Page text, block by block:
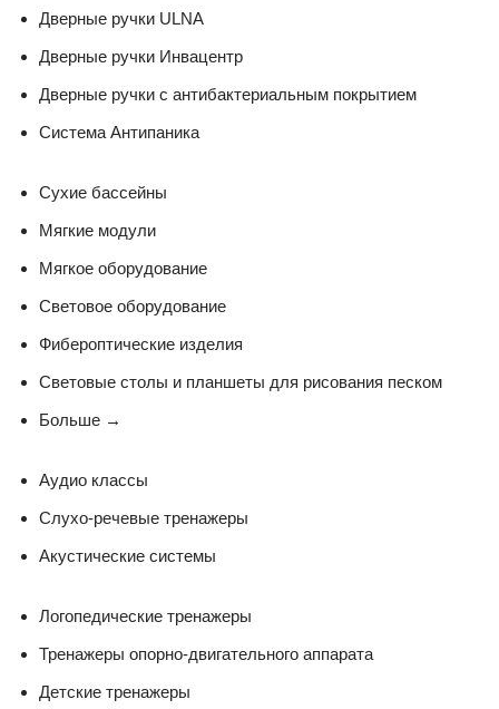
Дверные ручки ULNA
Дверные ручки Инвацентр
Дверные ручки с антибактериальным покрытием
Система Антипаника
Сухие бассейны
Мягкие модули
Мягкое оборудование
Световое оборудование
Фибероптические изделия
Световые столы и планшеты для рисования песком
Больше →
Аудио классы
Слухо-речевые тренажеры
Акустические системы
Логопедические тренажеры
Тренажеры опорно-двигательного аппарата
Детские тренажеры